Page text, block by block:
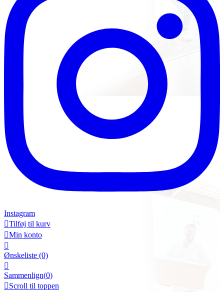
Instagram
Tilføj til kurv
Min konto

Ønskeliste (0)

Sammenlign(0)
Scroll til toppen